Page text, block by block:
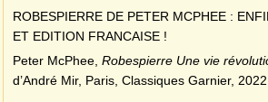
ROBESPIERRE DE PETER MCPHEE :
ET EDITION FRANCAISE !
Peter McPhee, Robespierre Une vie
d’André Mir, Paris, Classiques Garnier,